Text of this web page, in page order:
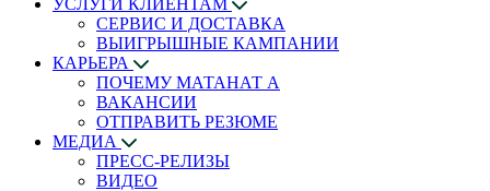
УСЛУГИ КЛИЕНТАМ
СЕРВИС И ДОСТАВКА
ВЫИГРЫШНЫЕ КАМПАНИИ
КАРЬЕРА
ПОЧЕМУ МАТАНАТ A
ВАКАНСИИ
ОТПРАВИТЬ РЕЗЮМЕ
МЕДИА
ПРЕСС-РЕЛИЗЫ
ВИДЕО